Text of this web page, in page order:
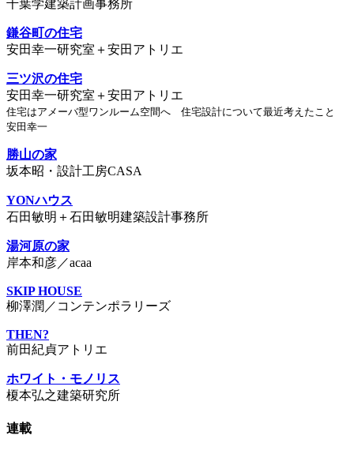
千葉学建築計画事務所
鎌谷町の住宅
安田幸一研究室＋安田アトリエ
三ツ沢の住宅
安田幸一研究室＋安田アトリエ
住宅はアメーバ型ワンルーム空間へ 住宅設計について最近考えたこと
安田幸一
勝山の家
坂本昭・設計工房CASA
YONハウス
石田敏明＋石田敏明建築設計事務所
湯河原の家
岸本和彦／acaa
SKIP HOUSE
柳澤潤／コンテンポラリーズ
THEN?
前田紀貞アトリエ
ホワイト・モノリス
榎本弘之建築研究所
連載